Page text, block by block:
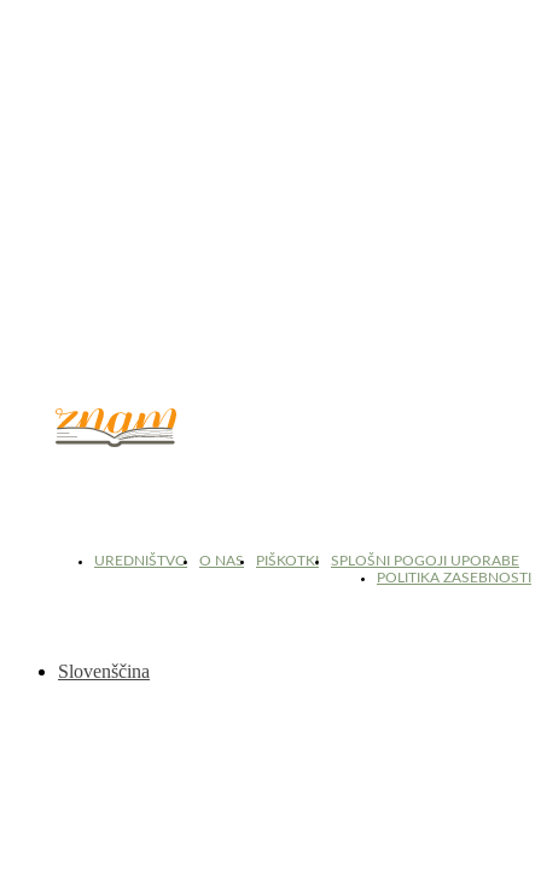
UREDNIŠTVO O NAS PIŠKOTKI
SPLOŠNI POGOJI UPORABE
POLITIKA ZASEBNOSTI
Slovenščina